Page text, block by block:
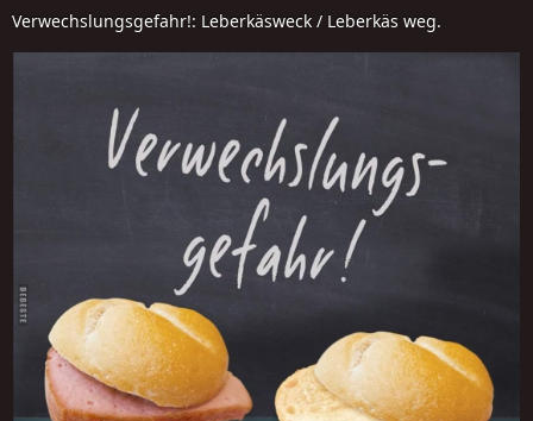
Verwechslungsgefahr!: Leberkäsweck / Leberkäs weg.